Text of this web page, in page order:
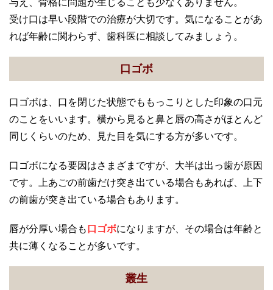
受け口は早い段階での治療が大切です。気になることがあ
れば年齢に関わらず、歯科医に相談してみましょう。
口ゴボ
口ゴボは、口を閉じた状態でももっこりとした印象の口元
のことをいいます。横から見ると鼻と唇の高さがほとんど
同じくらいのため、見た目を気にする方が多いです。
口ゴボになる要因はさまざまですが、大半は出っ歯が原因
です。上あごの前歯だけ突き出ている場合もあれば、上下
の前歯が突き出ている場合もあります。
唇が分厚い場合も口ゴボになりますが、その場合は年齢と
共に薄くなることが多いです。
叢生